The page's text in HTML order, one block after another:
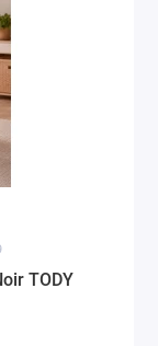
TODY